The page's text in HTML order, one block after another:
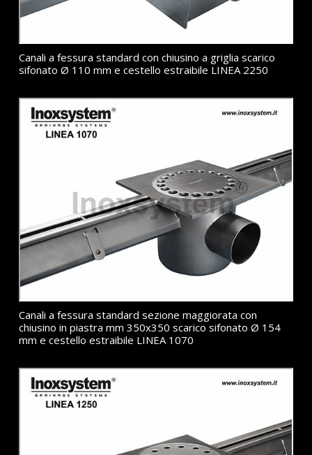
Canali a fessura standard con chiusino a griglia scarico
sifonato Ø 110 mm e cestello estraibile LINEA 2250
Canali a fessura standard sezione maggiorata con
chiusino in piastra mm 350x350 scarico sifonato Ø 154
mm e cestello estraibile LINEA 1070